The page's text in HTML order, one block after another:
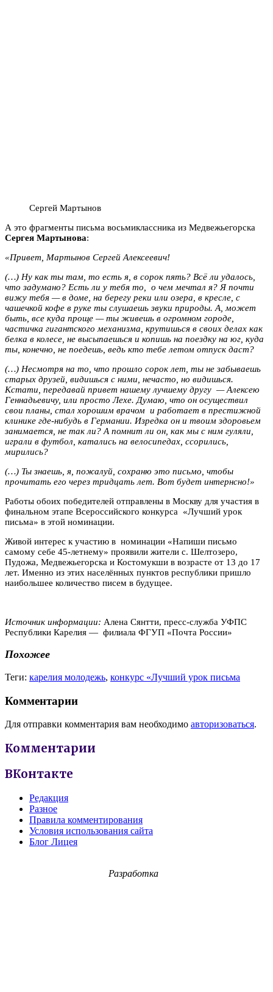
Сергей Мартынов
А это фрагменты письма восьмиклассника из Медвежьегорска
Сергея Мартынова:
«Привет, Мартынов Сергей Алексеевич!
(…) Ну как ты там, то есть я, в сорок пять? Всё ли удалось,
что задумано? Есть ли у тебя то, о чем мечтал я? Я почти
вижу тебя — в доме, на берегу реки или озера, в кресле, с
чашечкой кофе в руке ты слушаешь звуки природы. А, может
быть, все куда проще — ты живешь в огромном городе,
частичка гигантского механизма, крутишься в своих делах как
белка в колесе, не высыпаешься и копишь на поездку на юг, куда
ты, конечно, не поедешь, ведь кто тебе летом отпуск даст?
(…) Несмотря на то, что прошло сорок лет, ты не забываешь
старых друзей, видишься с ними, нечасто, но видишься.
Кстати, передавай привет нашему лучшему другу — Алексею
Геннадьевичу, или просто Лехе. Думаю, что он осуществил
свои планы, стал хорошим врачом и работает в престижной
клинике где-нибудь в Германии. Изредка он и твоим здоровьем
занимается, не так ли? А помнит ли он, как мы с ним гуляли,
играли в футбол, катались на велосипедах, ссорились,
мирились?
(…) Ты знаешь, я, пожалуй, сохраню это письмо, чтобы
прочитать его через тридцать лет. Вот будет интернсно!»
Работы обоих победителей отправлены в Москву для участия в
финальном этапе Всероссийского конкурса «Лучший урок
письма» в этой номинации.
Живой интерес к участию в номинации «Напиши письмо
самому себе 45-летнему» проявили жители с. Шелтозеро,
Пудожа, Медвежьегорска и Костомукши в возрасте от 13 до 17
лет. Именно из этих населённых пунктов республики пришло
наибольшее количество писем в будущее.
Источник информации: Алена Сянтти, пресс-служба УФПС
Республики Карелия — филиала ФГУП «Почта России»
Похожее
Теги: карелия молодежь, конкурс «Лучший урок письма
Комментарии
Для отправки комментария вам необходимо авторизоваться.
Комментарии
ВКонтакте
Редакция
Разное
Правила комментирования
Условия использования сайта
Блог Лицея
Разработка